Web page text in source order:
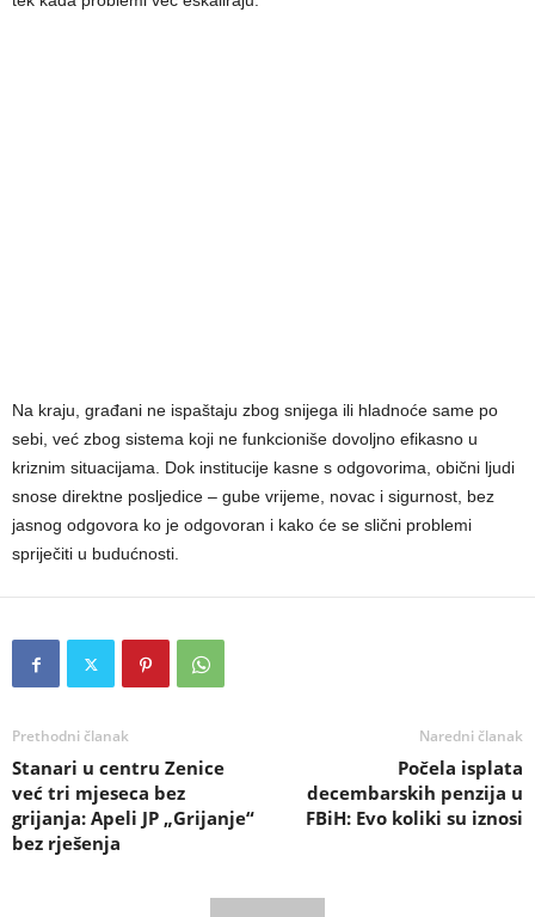
Na kraju, građani ne ispaštaju zbog snijega ili hladnoće same po
sebi, već zbog sistema koji ne funkcioniše dovoljno efikasno u
kriznim situacijama. Dok institucije kasne s odgovorima, obični ljudi
snose direktne posljedice – gube vrijeme, novac i sigurnost, bez
jasnog odgovora ko je odgovoran i kako će se slični problemi
spriječiti u budućnosti.
Prethodni članak
Stanari u centru Zenice
već tri mjeseca bez
grijanja: Apeli JP „Grijanje“
bez rješenja
Naredni članak
Počela isplata
decembarskih penzija u
FBiH: Evo koliki su iznosi